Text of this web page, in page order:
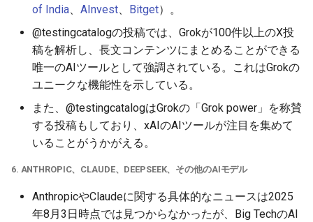
2026-05-02
2026-05-01
2026-04-29
2026-04-28
2026-04-27
2025-10-17
2025-10-16
2025-10-14
2025-10-13
2025-10-12
2026-05-02
2026-05-01
2026-04-29
2026-04-28
2026-04-27
2026-04-29
2026-04-28
2026-04-26
2026-04-25
2026-04-24
2025-10-17
2025-10-16
2025-10-14
2025-10-13
2025-10-12
2026-04-28
2026-04-27
2026-04-25
2026-04-24
2026-04-23
2025-10-17
2025-10-16
2025-10-14
2025-10-13
2025-10-12
of India、 AInvest、 Bitget）。
@testingcatalogの投稿では、Grokが100件以上のX投
稿を解析し、長文コンテンツにまとめることができる
唯一のAIツールとして強調されている。これはGrokの
ユニークな機能性を示している。
また、@testingcatalogはGrokの「Grok power」を称賛
する投稿もしており、xAIのAIツールが注目を集めて
いることがうかがえる。
6. ANTHROPIC、CLAUDE、DEEPSEEK、その他のAIモデル
AnthropicやClaudeに関する具体的なニュースは2025
年8月3日時点では見つからなかったが、Big TechのAI